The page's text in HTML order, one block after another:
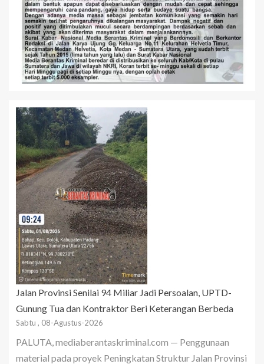
Jalan Provinsi Senilai 94 Miliar Jadi Persoalan, UPTD-
Gunung Tua dan Kontraktor Beri Keterangan Berbeda
Sabtu , 08-Agustus-2026
PALUTA, mediaberantaskriminal.com — Penggunaan
material pada proyek Peningkatan Struktur Jalan Provinsi